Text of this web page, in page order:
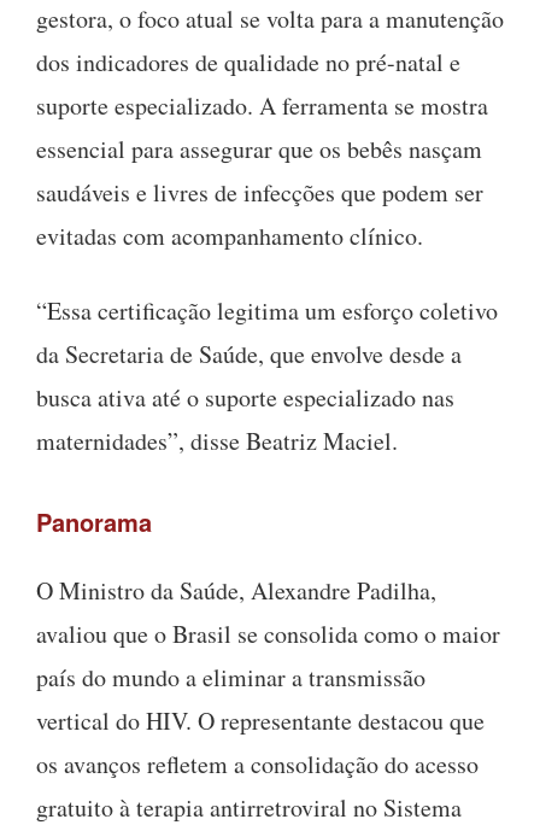
gestora, o foco atual se volta para a manutenção
dos indicadores de qualidade no pré-natal e
suporte especializado. A ferramenta se mostra
essencial para assegurar que os bebês nasçam
saudáveis e livres de infecções que podem ser
evitadas com acompanhamento clínico.
“Essa certificação legitima um esforço coletivo
da Secretaria de Saúde, que envolve desde a
busca ativa até o suporte especializado nas
maternidades”, disse Beatriz Maciel.
Panorama
O Ministro da Saúde, Alexandre Padilha,
avaliou que o Brasil se consolida como o maior
país do mundo a eliminar a transmissão
vertical do HIV. O representante destacou que
os avanços refletem a consolidação do acesso
gratuito à terapia antirretroviral no Sistema